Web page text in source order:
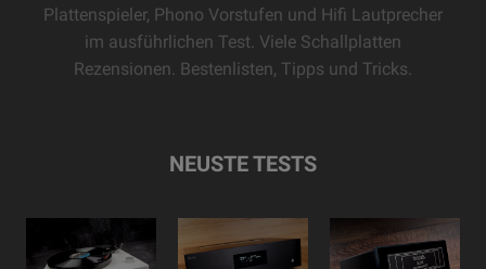
Plattenspieler, Phono Vorstufen und Hifi Lautprecher
im ausführlichen Test. Viele Schallplatten
Rezensionen. Bestenlisten, Tipps und Tricks.
NEUSTE TESTS